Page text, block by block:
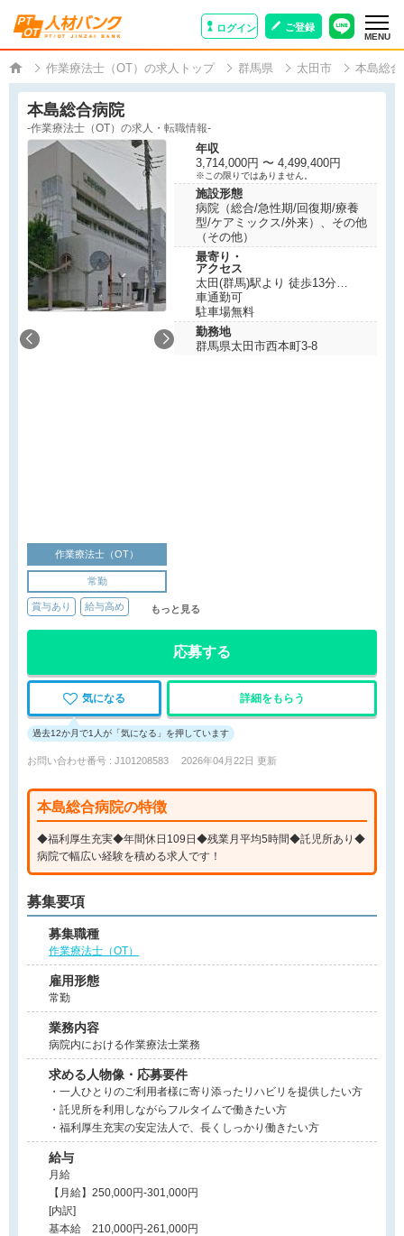
ログイン ご登録
MENU
作業療法士（OT）の求人トップ 群馬県 太田市 本島総
本島総合病院
-作業療法士（OT）の求人・転職情報-
作業療法士（OT）
常勤
年収
3,714,000円 〜 4,499,400円
※この限りではありません。
施設形態
病院（総合/急性期/回復期/療養
型/ケアミックス/外来）、その他
（その他）
最寄り・
アクセス
太田(群馬)駅より 徒歩13分
細谷(群馬)駅より 徒歩33分
三枚橋駅より 徒歩34分
車通勤可
駐車場無料
勤務地
群馬県太田市西本町3-8
賞与あり 給与高め もっと見る
応募する
気になる 詳細をもらう
過去12か月で1人が「気になる」を押しています
お問い合わせ番号 : J101208583 2026年04月22日 更新
本島総合病院の特徴
◆福利厚生充実◆年間休日109日◆残業月平均5時間◆託児所あり◆
病院で幅広い経験を積める求人です！
募集要項
募集職種
作業療法士（OT）
雇用形態
常勤
業務内容
病院内における作業療法士業務
求める人物像・応募要件
・一人ひとりのご利用者様に寄り添ったリハビリを提供したい方
・託児所を利用しながらフルタイムで働きたい方
・福利厚生充実の安定法人で、長くしっかり働きたい方
給与
月給
【月給】250,000円-301,000円
[内訳]
基本給 210,000円-261,000円